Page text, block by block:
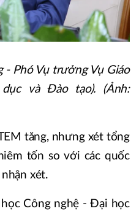
- Phó Vụ trưởng Vụ Giáo
và Đào tạo). (Ảnh:
tăng, nhưng xét tổng
tốn so với các quốc
xét.
Công nghệ - Đại học